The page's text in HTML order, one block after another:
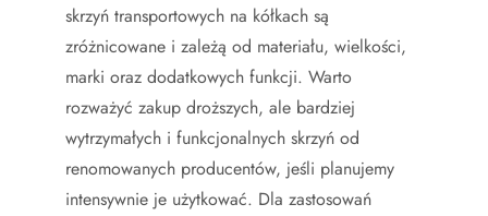
skrzyń transportowych na kółkach są
zróżnicowane i zależą od materiału, wielkości,
marki oraz dodatkowych funkcji. Warto
rozważyć zakup droższych, ale bardziej
wytrzymałych i funkcjonalnych skrzyń od
renomowanych producentów, jeśli planujemy
intensywnie je użytkować. Dla zastosowań